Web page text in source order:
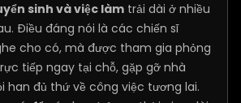
sinh và việc làm trải dài ở nhiều
Điều đáng nói là các chiến sĩ
cho có, mà được tham gia phỏng
tiếp ngay tại chỗ, gặp gỡ nhà
han đủ thứ về công việc tương lai.